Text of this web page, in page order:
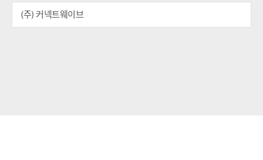
PC버전 로그인 개인정보처리방침 고객센터